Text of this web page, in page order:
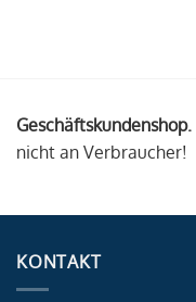
Geschäftskundenshop.
nicht an Verbraucher!
KONTAKT